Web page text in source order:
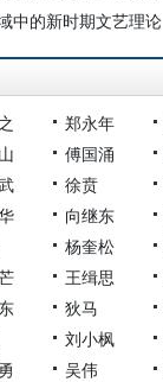
中的新时期文艺理论
郑永年
傅国涌
徐贲
向继东
杨奎松
王缉思
狄马
刘小枫
吴伟